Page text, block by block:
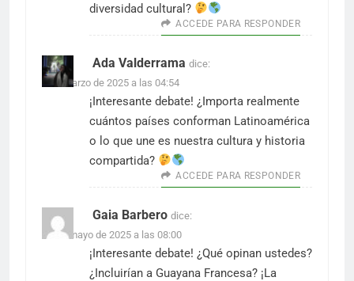
diversidad cultural?
ACCEDE PARA RESPONDER
Ada Valderrama dice:
7 de marzo de 2025 a las 04:54
¡Interesante debate! ¿Importa realmente
cuántos países conforman Latinoamérica
o lo que une es nuestra cultura y historia
compartida?
ACCEDE PARA RESPONDER
Gaia Barbero dice:
30 de mayo de 2025 a las 08:00
¡Interesante debate! ¿Qué opinan ustedes?
¿Incluirían a Guayana Francesa? ¡La